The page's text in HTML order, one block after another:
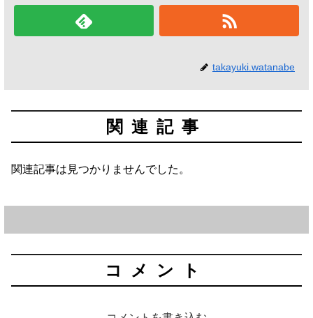
takayuki.watanabe
関連記事
関連記事は見つかりませんでした。
コメント